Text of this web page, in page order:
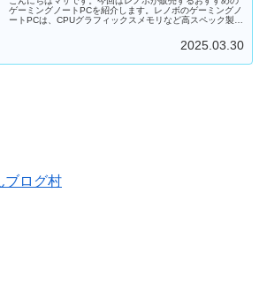
ゲーミングノートPCを紹介します。レノボのゲーミングノ
ートPCは、CPUグラフィックスメモリなど高スペック製品
2025.03.30
ブログ村